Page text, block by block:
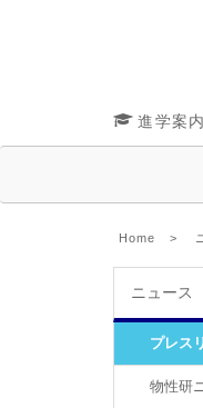
進学案内
Home >
ニュース
プレス
物性研